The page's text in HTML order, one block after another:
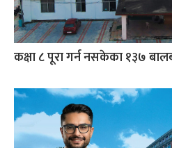
कक्षा ८ पूरा गर्न नसकेका १३७